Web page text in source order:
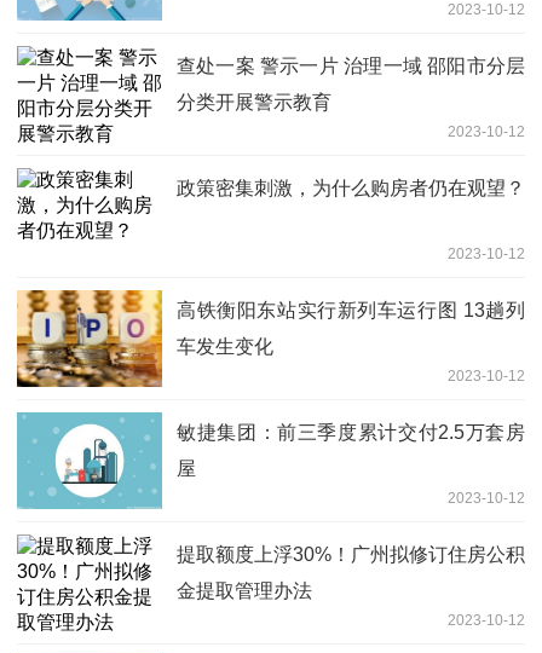
2023-10-12
查处一案 警示一片 治理一域 邵阳市分层
分类开展警示教育
2023-10-12
政策密集刺激，为什么购房者仍在观望？
2023-10-12
高铁衡阳东站实行新列车运行图 13趟列
车发生变化
2023-10-12
敏捷集团：前三季度累计交付2.5万套房
屋
2023-10-12
提取额度上浮30%！广州拟修订住房公积
金提取管理办法
2023-10-12